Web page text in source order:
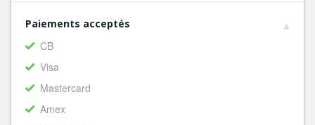
Paiements acceptés
CB
Visa
Mastercard
Amex